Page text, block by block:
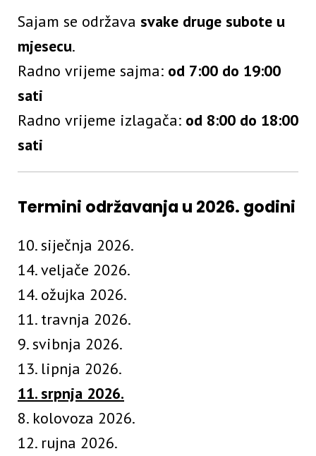
Sajam se održava svake druge subote u
mjesecu.
Radno vrijeme sajma: od 7:00 do 19:00
sati
Radno vrijeme izlagača: od 8:00 do 18:00
sati
Termini održavanja u 2026. godini
10. siječnja 2026.
14. veljače 2026.
14. ožujka 2026.
11. travnja 2026.
9. svibnja 2026.
13. lipnja 2026.
11. srpnja 2026.
8. kolovoza 2026.
12. rujna 2026.